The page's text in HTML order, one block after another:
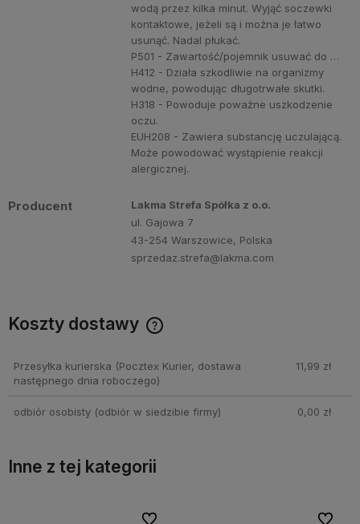
wodą przez kilka minut. Wyjąć soczewki
kontaktowe, jeżeli są i można je łatwo
usunąć. Nadal płukać.
P501 - Zawartość/pojemnik usuwać do …
H412 - Działa szkodliwie na organizmy
wodne, powodując długotrwałe skutki.
H318 - Powoduje poważne uszkodzenie
oczu.
EUH208 - Zawiera substancję uczulającą.
Może powodować wystąpienie reakcji
alergicznej.
Producent
Lakma Strefa Spółka z o.o.
ul. Gajowa 7
43-254 Warszowice, Polska
sprzedaz.strefa@lakma.com
Koszty dostawy
Przesyłka kurierska (Pocztex Kurier, dostawa
następnego dnia roboczego)
11,99 zł
odbiór osobisty(odbiór w siedzibie firmy) 0,00 zł
Inne z tej kategorii
Do ulubionych
Do ulubionych Do
Do